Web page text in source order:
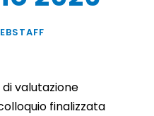
valutazione
finalizzata